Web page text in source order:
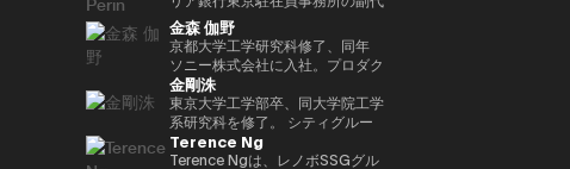
ります。 2018年以降、Yat氏は
ゲーム業界におけるブロックチェ
ーンおよびNFT（非代替性トーク
ン）の活用を早期から提唱してき
ました。これにより、ゲーマーは
ゲーム内資産やデータ、ひいては
価値そのものを真に所有できるよ
うになると考えられています。分
散型アプリケーションとデジタル
CNBC により「クリプト界のゴ
ッドファーザー（the Godfather
of Crypto）」と称されている。
2013年には BitAngels を、2014
年には BitAngels Fund 1 を共同
設立。同ファンドは、イーサリア
ムのクラウドセールにおいて、1
トークン30セントという価格で
100万ドルを投資したことで知ら
し、金融庁登録に貢献。2020年3
月より同社日本代表就任。 2022
年7月Binance日本代表に就任。
オックスフォード大学経営学修士
（MBA）修了。
Best Market Makerとして毎年表
彰されるとともに、暗号資産等の
デジタルアセットや海外の暗号資
産ETFも積極的にマーケットメイ
クを行い、上場企業である同社は
伝統金融とデジタルアセット業界
の懸け橋としての強みを持つ。
市場インフラ委員会（CPMI）、
G7デジタル決済専門家グループ
（2023年共同議長）、金融安定
委員会（FSB）イノベーションネ
ットワーク、BIS・中央銀行
CBDCグループなど、国際的な政
策協議体にも幅広く従事。 日本
銀行では、他に長崎支店長、香港
事務所長、金融機構局国際課長
日本にて従事。2025年1月よりグ
ローバル・プロダクト・ソリュー
ション部を兼務し、同部内でトラ
ンジション・マネジメントを統
括。
任。Web3企業の Animoca
Brands 株式会社にて創業時より
COOとして参画した後、2024年
3月より現職。
表です。この職務において、日
本、韓国、台湾、オーストラリ
ア、ニュージーランドにおける経
済政策論議ならびにマクロ経済・
金融動向の分析を担当していま
す。また、現地の金融・監督当
局、機関投資家、ビジネスコミュ
ニティとの対話を通じて、イタリ
金森 伽野
京都大学工学研究科修了、同年
ソニー株式会社に入社。プロダク
ト設計開発・商品企画・マーケテ
ィング業務に従事。その後、ネッ
ト証券でフィンテック新規事業立
ち上げ、カスタマーエクスペリエ
ンス、CX戦略推進などを経験。
金剛洙
東京大学工学部卒、同大学院工学
系研究科を修了。 シティグルー
プ証券株式会社に入社し、日本国
債・金利デリバティブのトレーデ
Terence Ng
Terence Ngは、レノボSSGグル